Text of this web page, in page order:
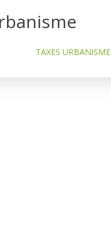
TAXES URBANISME